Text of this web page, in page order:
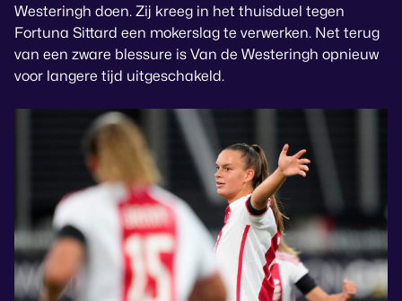
Westeringh doen. Zij kreeg in het thuisduel tegen
Fortuna Sittard een mokerslag te verwerken. Net terug
van een zware blessure is Van de Westeringh opnieuw
voor langere tijd uitgeschakeld.